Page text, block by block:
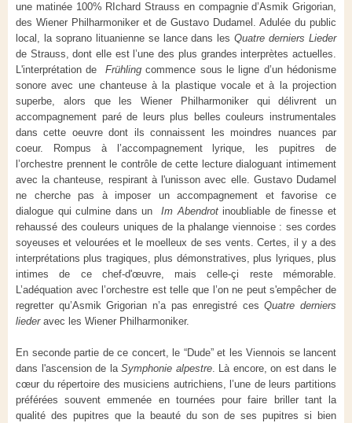
une matinée 100% RIchard Strauss en compagnie d’Asmik Grigorian,
des Wiener Philharmoniker et de Gustavo Dudamel. Adulée du public
local, la soprano lituanienne se lance dans lesQuatre derniers Lieder
de Strauss, dont elle est l’une des plus grandes interprètes actuelles.
L'interprétation de Frühling commence sous le ligne d’un hédonisme
sonore avec une chanteuse à la plastique vocale et à la projection
superbe, alors que les Wiener Philharmoniker qui délivrent un
accompagnement paré de leurs plus belles couleurs instrumentales
dans cette oeuvre dont ils connaissent les moindres nuances par
coeur. Rompus à l’accompagnement lyrique, les pupitres de
l’orchestre prennent le contrôle de cette lecture dialoguant intimement
avec la chanteuse, respirant à l'unisson avec elle. Gustavo Dudamel
ne cherche pas à imposer un accompagnement et favorise ce
dialogue qui culmine dans unIm Abendrotinoubliable de finesse et
rehaussé des couleurs uniques de la phalange viennoise : ses cordes
soyeuses et velourées et le moelleux de ses vents. Certes, il y a des
interprétations plus tragiques, plus démonstratives, plus lyriques, plus
intimes de ce chef-d'œuvre, mais celle-çi reste mémorable.
L’adéquation avec l’orchestre est telle que l’on ne peut s'empêcher de
regretter qu’Asmik Grigorian n’a pas enregistré cesQuatre derniers
lieder avec les Wiener Philharmoniker.
En seconde partie de ce concert, le “Dude” et les Viennois se lancent
dans l'ascension de laSymphonie alpestre. Là encore, on est dans le
cœur du répertoire des musiciens autrichiens, l’une de leurs partitions
préférées souvent emmenée en tournées pour faire briller tant la
qualité des pupitres que la beauté du son de ses pupitres si bien